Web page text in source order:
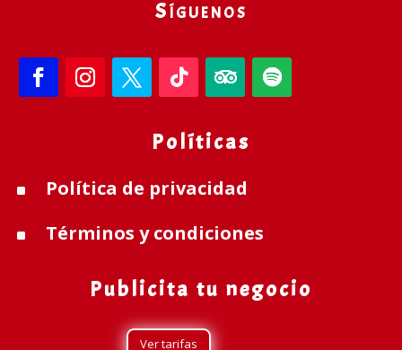
Síguenos
Políticas
^ Política de privacidad
^ Términos y condiciones
Publicita tu negocio
Ver tarifas